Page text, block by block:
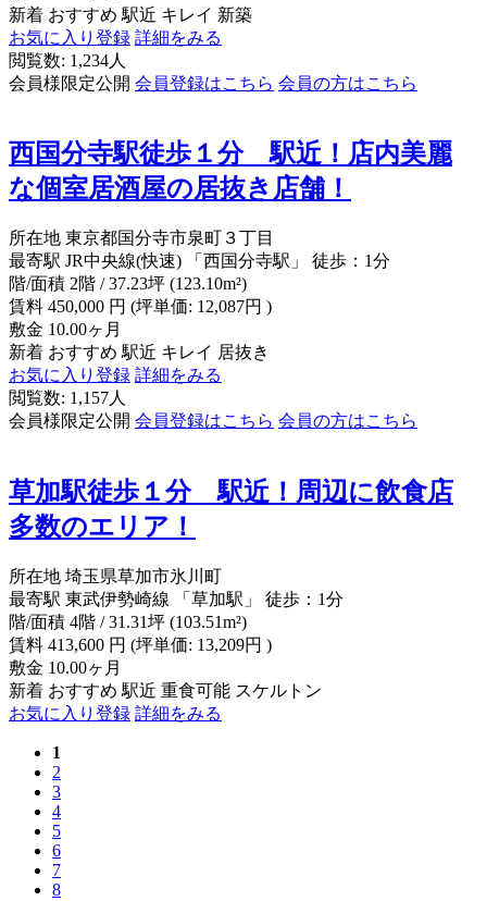
新着 おすすめ 駅近 キレイ 新築
お気に入り登録 詳細をみる
閲覧数: 1,234人
会員様限定公開 会員登録はこちら 会員の方はこちら
西国分寺駅徒歩１分 駅近！店内美麗
な個室居酒屋の居抜き店舗！
所在地 東京都国分寺市泉町３丁目
最寄駅 JR中央線(快速) 「西国分寺駅」 徒歩：1分
階/面積 2階 / 37.23坪 (123.10m²)
賃料 450,000 円 (坪単価: 12,087円 )
敷金 10.00ヶ月
新着 おすすめ 駅近 キレイ 居抜き
お気に入り登録 詳細をみる
閲覧数: 1,157人
会員様限定公開 会員登録はこちら 会員の方はこちら
草加駅徒歩１分 駅近！周辺に飲食店
多数のエリア！
所在地 埼玉県草加市氷川町
最寄駅 東武伊勢崎線 「草加駅」 徒歩：1分
階/面積 4階 / 31.31坪 (103.51m²)
賃料 413,600 円 (坪単価: 13,209円 )
敷金 10.00ヶ月
新着 おすすめ 駅近 重食可能 スケルトン
お気に入り登録 詳細をみる
1
2
3
4
5
6
7
8